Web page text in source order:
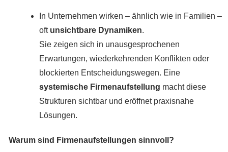
In Unternehmen wirken – ähnlich wie in Familien –
oft unsichtbare Dynamiken.
Sie zeigen sich in unausgesprochenen
Erwartungen, wiederkehrenden Konflikten oder
blockierten Entscheidungswegen. Eine
systemische Firmenaufstellung macht diese
Strukturen sichtbar und eröffnet praxisnahe
Lösungen.
Warum sind Firmenaufstellungen sinnvoll?